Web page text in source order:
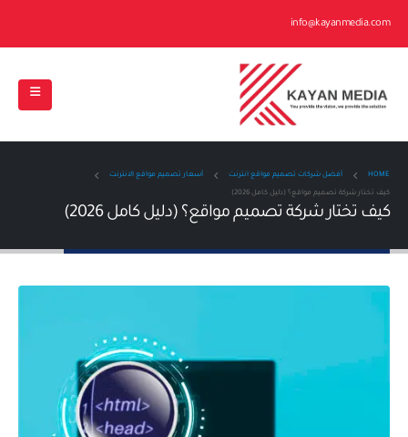
info@kayanmedia.com
HOME أفضل شركات تصميم مواقع انترنت أسعار تصميم مواقع الانترنت
كيف تختار شركة تصميم مواقع؟ (دليل كامل 2026)
كيف تختار شركة تصميم مواقع؟ (دليل كامل 2026)